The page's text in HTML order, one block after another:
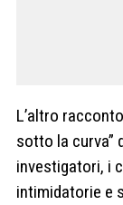
L’altro
sotto la curva”
investigatori, i
intimidatorie e